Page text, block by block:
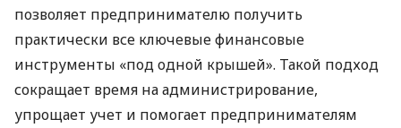
позволяет предпринимателю получить
практически все ключевые финансовые
инструменты «под одной крышей». Такой подход
сокращает время на администрирование,
упрощает учет и помогает предпринимателям